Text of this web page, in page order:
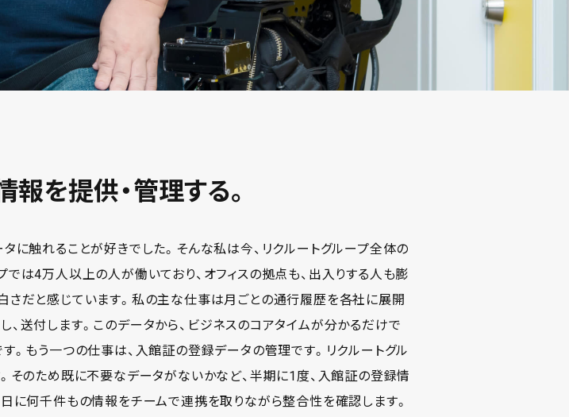
を提供・管理する。
に触れることが好きでした。そんな私は今、リクルートグループ全体の
は4万人以上の人が働いており、オフィスの拠点も、出入りする人も膨
さだと感じています。私の主な仕事は月ごとの通行履歴を各社に展開
送付します。このデータから、ビジネスのコアタイムが分かるだけで
。もう一つの仕事は、入館証の登録データの管理です。リクルートグル
そのため既に不要なデータがないかなど、半期に1度、入館証の登録情
に何千件もの情報をチームで連携を取りながら整合性を確認します。